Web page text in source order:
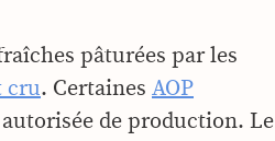
pâturées par les
cru. Certaines AOP
de production. Le